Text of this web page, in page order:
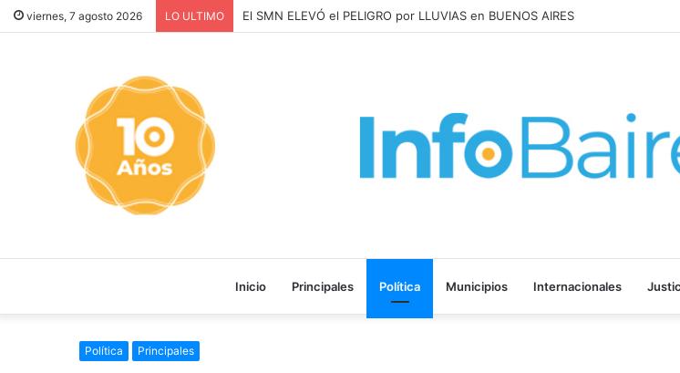
viernes, 7 agosto 2026 LO ULTIMO Los ALQUILERES en CABA AUMENTARON 1,6% en JULIO: 17,5% en 2026
Inicio Principales Política Municipios Internacionales
Política Principales